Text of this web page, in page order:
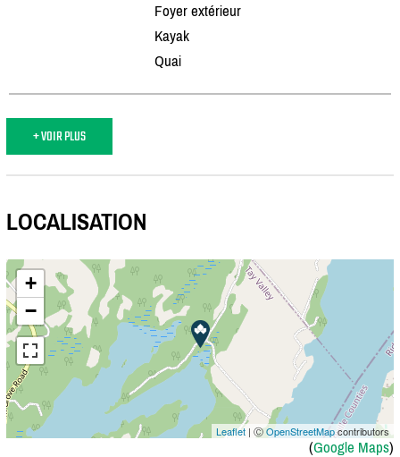
Foyer extérieur
Kayak
Quai
+ VOIR PLUS
LOCALISATION
+
−
Leaflet | ⒸOpenStreetMapcontributors
(Google Maps)